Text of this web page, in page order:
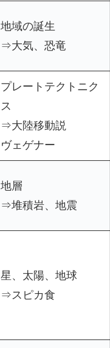
地域の誕生
⇒大気、恐竜
プレートテクトニク
ス
⇒大陸移動説
ヴェゲナー
地層
⇒堆積岩、地震
星、太陽、地球
⇒スピカ食